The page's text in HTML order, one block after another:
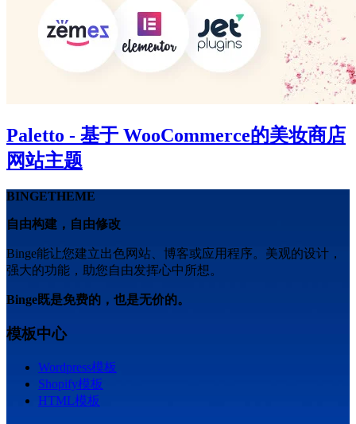
Paletto - 基于 WooCommerce的美妆商店
网站主题
BINGETHEME
自由构建，自由修改
Binge能让您建立出色网站、博客或应用程序。美观的设计，
强大的功能，助您自由发挥心中所想。
Binge既是免费的，也是无价的。
模板中心
Wordpress模板
Shopify模板
HTML模板